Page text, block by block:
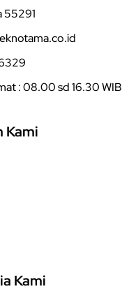
55291
: 08.00 sd 16.30 WIB
Kami
Kami